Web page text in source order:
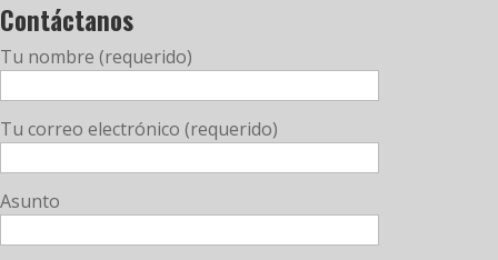
Contáctanos
Tu nombre (requerido)
Tu correo electrónico (requerido)
Asunto